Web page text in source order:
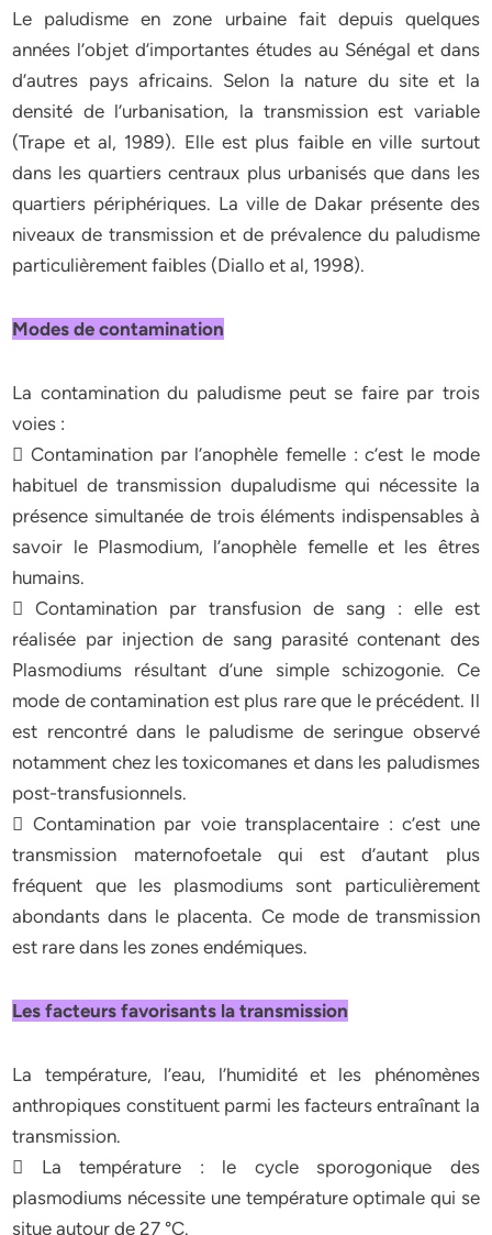
Le paludisme en zone urbaine fait depuis quelques
années l’objet d’importantes études au Sénégal et dans
d’autres pays africains. Selon la nature du site et la
densité de l’urbanisation, la transmission est variable
(Trape et al, 1989). Elle est plus faible en ville surtout
dans les quartiers centraux plus urbanisés que dans les
quartiers périphériques. La ville de Dakar présente des
niveaux de transmission et de prévalence du paludisme
particulièrement faibles (Diallo et al, 1998).
Modes de contamination
La contamination du paludisme peut se faire par trois
voies :
 Contamination par l’anophèle femelle : c’est le mode
habituel de transmission dupaludisme qui nécessite la
présence simultanée de trois éléments indispensables à
savoir le Plasmodium, l’anophèle femelle et les êtres
humains.
 Contamination par transfusion de sang : elle est
réalisée par injection de sang parasité contenant des
Plasmodiums résultant d’une simple schizogonie. Ce
mode de contamination est plus rare que le précédent. Il
est rencontré dans le paludisme de seringue observé
notamment chez les toxicomanes et dans les paludismes
post-transfusionnels.
 Contamination par voie transplacentaire : c’est une
transmission maternofoetale qui est d’autant plus
fréquent que les plasmodiums sont particulièrement
abondants dans le placenta. Ce mode de transmission
est rare dans les zones endémiques.
Les facteurs favorisants la transmission
La température, l’eau, l’humidité et les phénomènes
anthropiques constituent parmi les facteurs entraînant la
transmission.
 La température : le cycle sporogonique des
plasmodiums nécessite une température optimale qui se
situe autour de 27 °C.